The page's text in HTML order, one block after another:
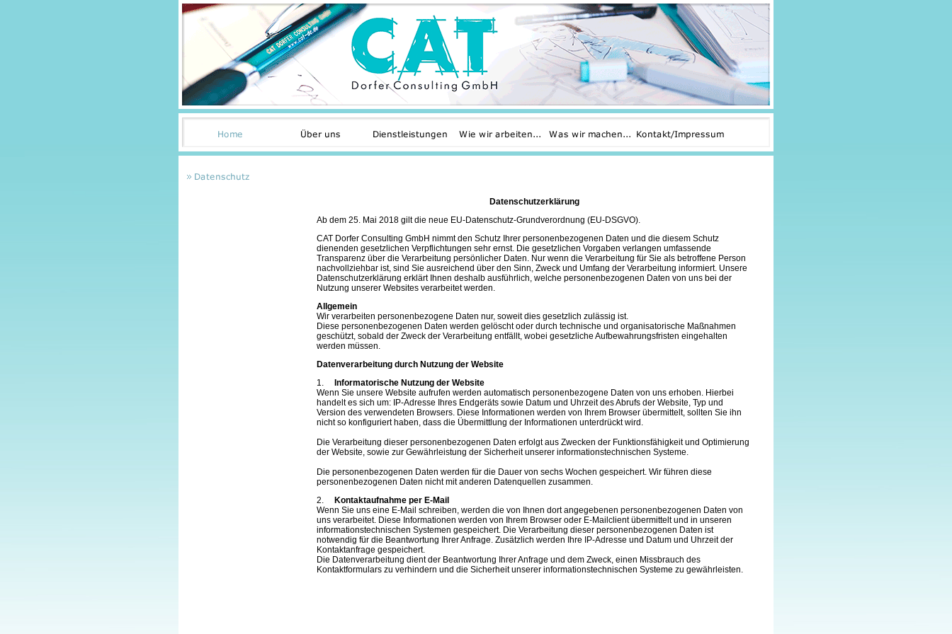
Datenschutzerklärung
Ab dem 25. Mai 2018 gilt die neue EU-Datenschutz-Grundverordnung (EU-DSGVO).
CAT Dorfer Consulting GmbH nimmt den Schutz Ihrer personenbezogenen Daten und die diesem Schutz
dienenden gesetzlichen Verpflichtungen sehr ernst. Die gesetzlichen Vorgaben verlangen umfassende
Transparenz über die Verarbeitung persönlicher Daten. Nur wenn die Verarbeitung für Sie als betroffene Person
nachvollziehbar ist, sind Sie ausreichend über den Sinn, Zweck und Umfang der Verarbeitung informiert. Unsere
Datenschutzerklärung erklärt Ihnen deshalb ausführlich, welche personenbezogenen Daten von uns bei der
Nutzung unserer Websites verarbeitet werden.
Allgemein
Wir verarbeiten personenbezogene Daten nur, soweit dies gesetzlich zulässig ist.
Diese personenbezogenen Daten werden gelöscht oder durch technische und organisatorische Maßnahmen
geschützt, sobald der Zweck der Verarbeitung entfällt, wobei gesetzliche Aufbewahrungsfristen eingehalten
werden müssen.
Datenverarbeitung durch Nutzung der Website
1.
Informatorische Nutzung der Website
Wenn Sie unsere Website aufrufen werden automatisch personenbezogene Daten von uns erhoben. Hierbei
handelt es sich um: IP-Adresse Ihres Endgeräts sowie Datum und Uhrzeit des Abrufs der Website, Typ und
Version des verwendeten Browsers. Diese Informationen werden von Ihrem Browser übermittelt, sollten Sie ihn
nicht so konfiguriert haben, dass die Übermittlung der Informationen unterdrückt wird.
Die Verarbeitung dieser personenbezogenen Daten erfolgt aus Zwecken der Funktionsfähigkeit und Optimierung
der Website, sowie zur Gewährleistung der Sicherheit unserer informationstechnischen Systeme.
Die personenbezogenen Daten werden für die Dauer von sechs Wochen gespeichert. Wir führen diese
personenbezogenen Daten nicht mit anderen Datenquellen zusammen.
2.
Kontaktaufnahme per E-Mail
Wenn Sie uns eine E-Mail schreiben, werden die von Ihnen dort angegebenen personenbezogenen Daten von
uns verarbeitet. Diese Informationen werden von Ihrem Browser oder E-Mailclient übermittelt und in unseren
informationstechnischen Systemen gespeichert. Die Verarbeitung dieser personenbezogenen Daten ist
notwendig für die Beantwortung Ihrer Anfrage. Zusätzlich werden Ihre IP-Adresse und Datum und Uhrzeit der
Kontaktanfrage gespeichert.
Die Datenverarbeitung dient der Beantwortung Ihrer Anfrage und dem Zweck, einen Missbrauch des
Kontaktformulars zu verhindern und die Sicherheit unserer informationstechnischen Systeme zu gewährleisten.